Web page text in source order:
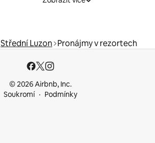
Střední Luzon Pronájmy v rezortech
© 2026 Airbnb, Inc.
Soukromí
Podmínky